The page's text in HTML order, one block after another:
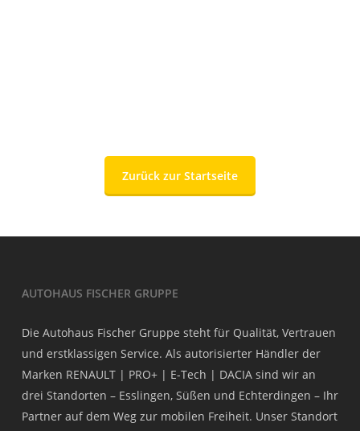
Zurück zur Startseite
AUTOHAUS FISCHER GRUPPE
Die Autohaus Fischer Gruppe steht für Qualität, Vertrauen
und erstklassigen Service. Als autorisierter Händler der
Marken RENAULT | PRO+ | E-Tech | DACIA sind wir an
drei Standorten – Esslingen, Süßen und Echterdingen – Ihr
Partner auf dem Weg zur mobilen Freiheit. Unser Standort